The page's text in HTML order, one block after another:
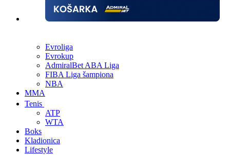
Evroliga
Evrokup
AdmiralBet ABA Liga
FIBA Liga šampiona
NBA
MMA
Tenis
ATP
WTA
Boks
Kladionica
Lifestyle